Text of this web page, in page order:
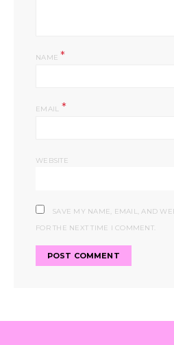
NAME*
EMAIL *
WEBSITE
SAVE MY NAME, EMAIL, AND
FOR THE NEXT TIME I COMMENT.